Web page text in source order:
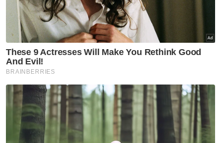
kejayaan berkenaan.
"Johor akan terus maju sebagai pusat pelaburan
bertaraf antarabangsa, memacu pertumbuhan
ekonomi negara dan menjamin masa depan yang
lebih cerah untuk Johor. Insya-Allah," tambahnya.
- Bernama